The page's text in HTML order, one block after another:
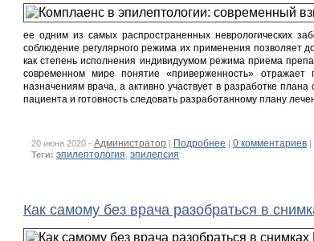
ее одним из самых распространенных неврологических
соблюдение регулярного режима их применения позволяет
как степень исполнения индивидуумом режима приема
современном мире понятие «приверженность» отражает
назначениям врача, а активно участвует в разработке
пациента и готовность следовать разработанному плану
20 июня 2020 - Администратор | Подробнее | 0 комментариев |
Теги: эпилептология эпилепсия
Как самому без врача разобраться в